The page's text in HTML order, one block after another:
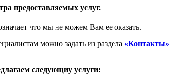
предоставляемых услуг.
что мы не можем Вам ее оказать.
можно задать из раздела «Контакты»
следующиу услуги: